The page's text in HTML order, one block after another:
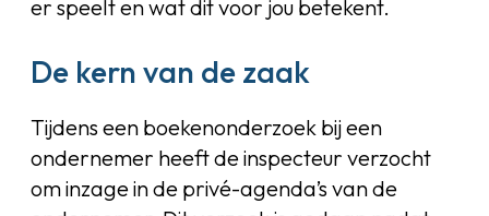
er speelt en wat dit voor jou betekent.
De kern van de zaak
Tijdens een boekenonderzoek bij een
ondernemer heeft de inspecteur verzocht
om inzage in de privé-agenda’s van de